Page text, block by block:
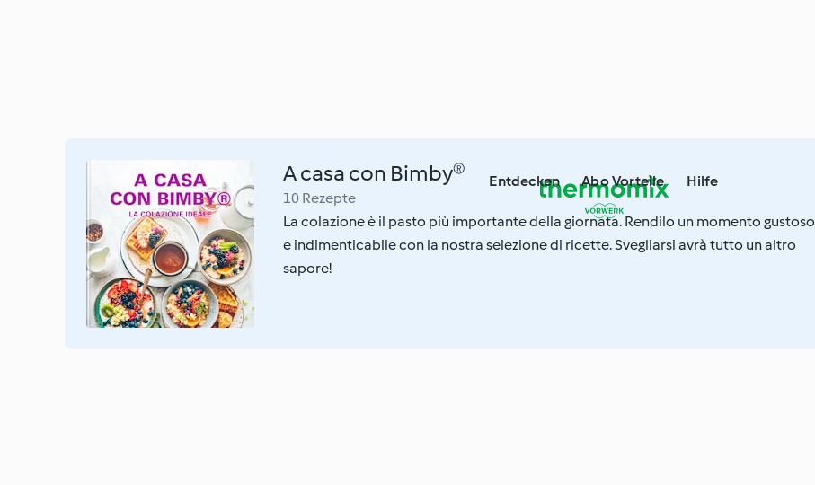
Entdecken Abo Vorteile Hilfe
A casa con Bimby®
10 Rezepte
La colazione è il pasto più importante della giornata. Rendilo un momento gustoso
e indimenticabile con la nostra selezione di ricette. Svegliarsi avrà tutto un altro
sapore!